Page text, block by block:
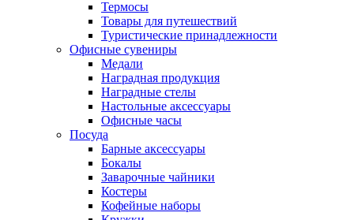
Термосы
Товары для путешествий
Туристические принадлежности
Офисные сувениры
Медали
Наградная продукция
Наградные стелы
Настольные аксессуары
Офисные часы
Посуда
Барные аксессуары
Бокалы
Заварочные чайники
Костеры
Кофейные наборы